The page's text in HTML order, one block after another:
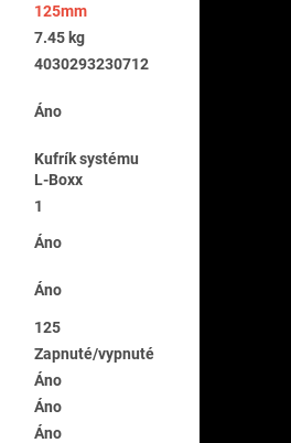
125mm
7.45 kg
4030293230712
Áno
Kufrík systému
L-Boxx
1
Áno
Áno
125
Zapnuté/vypnuté
Áno
Áno
Áno